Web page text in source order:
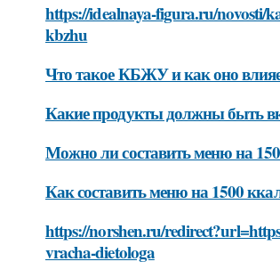
https://idealnaya-figura.ru/novosti/
kbzhu
Что такое КБЖУ и как оно
Какие продукты должны быть
Можно ли составить меню на
Как составить меню на 1500
https://norshen.ru/
vracha-dietologa